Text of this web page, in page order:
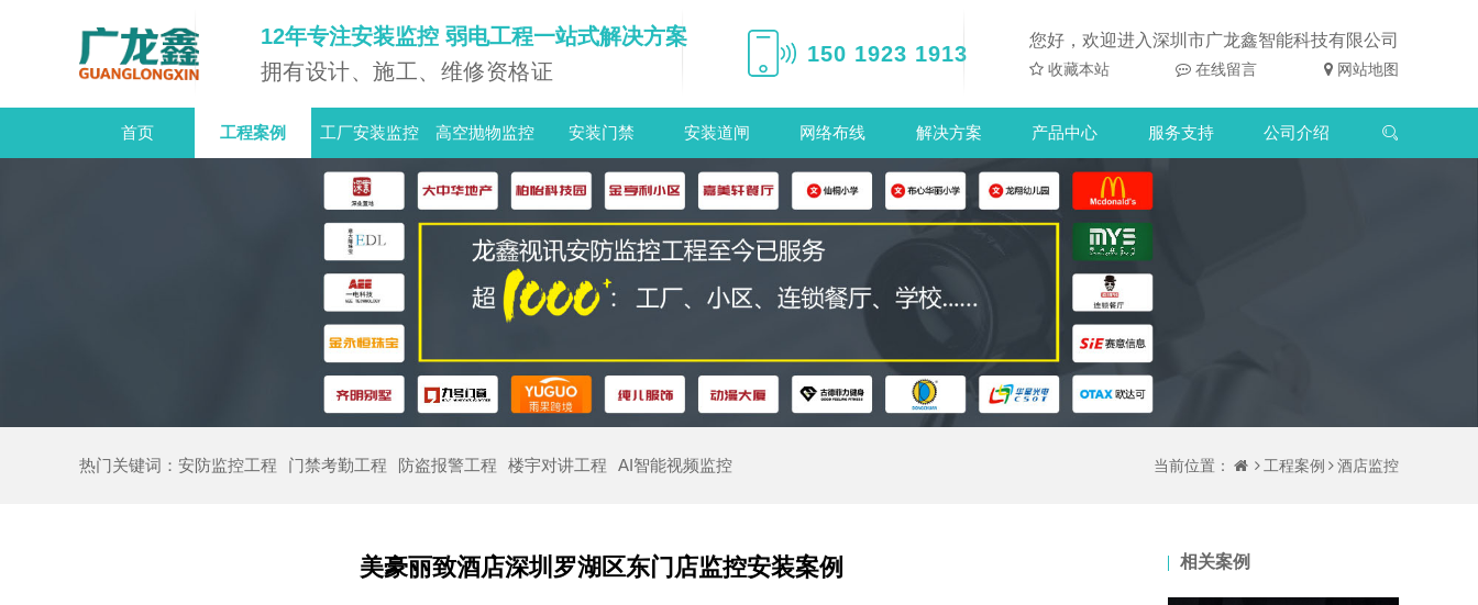
12年专注安装监控 弱电工程一站式解决方案
拥有设计、施工、维修资格证
150 1923 1913
您好，欢迎进入深圳市广龙鑫智能科技有限公司
收藏本站 在线留言 网站地图
首页 工程案例 工厂安装监控 高空抛物监控 安装门禁 安装道闸 网络布线 解决方案 产品中心 服务支持 公司介绍
热门关键词： 安防监控工程 门禁考勤工程 防盗报警工程 楼宇对讲工程 AI智能视频监控 当前位置： 工程案例 酒店监控
美豪丽致酒店深圳罗湖区东门店监控安装案例 相关案例